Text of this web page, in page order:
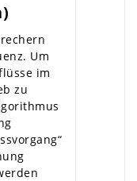
Um
im
zu